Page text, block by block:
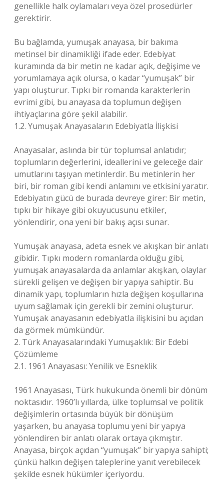
genellikle halk oylamaları veya özel prosedürler
gerektirir.
Bu bağlamda, yumuşak anayasa, bir bakıma
metinsel bir dinamikliği ifade eder. Edebiyat
kuramında da bir metin ne kadar açık, değişime ve
yorumlamaya açık olursa, o kadar “yumuşak” bir
yapı oluşturur. Tıpkı bir romanda karakterlerin
evrimi gibi, bu anayasa da toplumun değişen
ihtiyaçlarına göre şekil alabilir.
1.2. Yumuşak Anayasaların Edebiyatla İlişkisi
Anayasalar, aslında bir tür toplumsal anlatıdır;
toplumların değerlerini, ideallerini ve geleceğe dair
umutlarını taşıyan metinlerdir. Bu metinlerin her
biri, bir roman gibi kendi anlamını ve etkisini yaratır.
Edebiyatın gücü de burada devreye girer: Bir metin,
tıpkı bir hikaye gibi okuyucusunu etkiler,
yönlendirir, ona yeni bir bakış açısı sunar.
Yumuşak anayasa, adeta esnek ve akışkan bir anlatı
gibidir. Tıpkı modern romanlarda olduğu gibi,
yumuşak anayasalarda da anlamlar akışkan, olaylar
sürekli gelişen ve değişen bir yapıya sahiptir. Bu
dinamik yapı, toplumların hızla değişen koşullarına
uyum sağlamak için gerekli bir zemini oluşturur.
Yumuşak anayasanın edebiyatla ilişkisini bu açıdan
da görmek mümkündür.
2. Türk Anayasalarındaki Yumuşaklık: Bir Edebi
Çözümleme
2.1. 1961 Anayasası: Yenilik ve Esneklik
1961 Anayasası, Türk hukukunda önemli bir dönüm
noktasıdır. 1960’lı yıllarda, ülke toplumsal ve politik
değişimlerin ortasında büyük bir dönüşüm
yaşarken, bu anayasa toplumu yeni bir yapıya
yönlendiren bir anlatı olarak ortaya çıkmıştır.
Anayasa, birçok açıdan “yumuşak” bir yapıya sahipti;
çünkü halkın değişen taleplerine yanıt verebilecek
şekilde esnek hükümler içeriyordu.